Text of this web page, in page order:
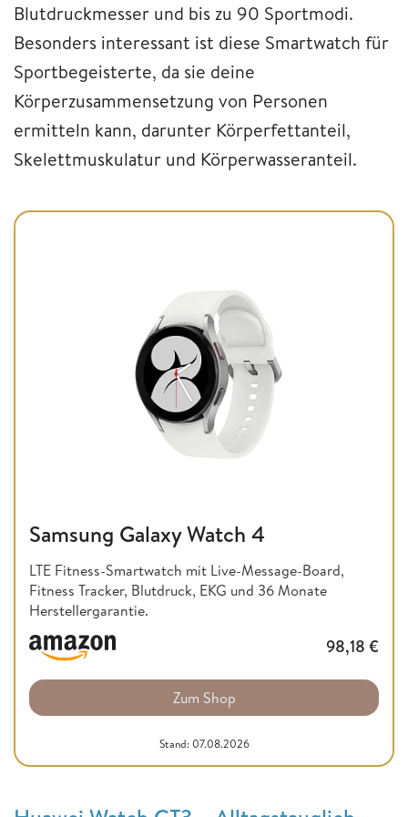
Blutdruckmesser und bis zu 90 Sportmodi.
Besonders interessant ist diese Smartwatch für
Sportbegeisterte, da sie deine
Körperzusammensetzung von Personen
ermitteln kann, darunter Körperfettanteil,
Skelettmuskulatur und Körperwasseranteil.
Samsung Galaxy Watch 4
LTE Fitness-Smartwatch mit Live-Message-Board,
Fitness Tracker, Blutdruck, EKG und 36 Monate
Herstellergarantie.
98,18 €
Zum Shop
Stand: 07.08.2026